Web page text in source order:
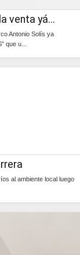
venta yá...
Antonio Solís ya
que u...
al ambiente local luego